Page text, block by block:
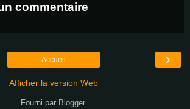
commentaire
›
Accueil
Afficher la version Web
Fourni par Blogger.